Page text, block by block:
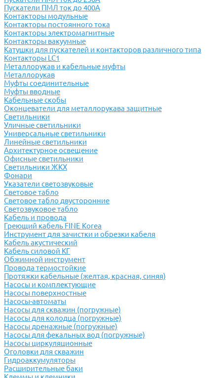
Пускатели ПМЛ ток до 400А
Контакторы модульные
Контакторы постоянного тока
Контакторы электромагнитные
Контакторы вакуумные
Катушки для пускателей и контакторов различного типа
Контакторы LC1
Металлорукав и кабельные муфты
Металлорукав
Муфты соединительные
Муфты вводные
Кабельные скобы
Оконцеватели для металлорукава защитные
Светильники
Уличные светильники
Универсальные светильники
Линейные светильники
Архитектурное освещение
Офисные светильники
Светильники ЖКХ
Фонари
Указатели светозвуковые
Световое табло
Световое табло двусторонние
Светозвуковое табло
Кабель и провода
Греющий кабель FINE Korea
Инструмент для зачистки и обрезки кабеля
Кабель акустический
Кабель силовой КГ
Обжимной инструмент
Провода термостойкие
Протяжки кабельные (желтая, красная, синяя)
Насосы и комплектующие
Насосы поверхностные
Насосы-автоматы
Насосы для скважин (погружные)
Насосы для колодца (погружные)
Насосы дренажные (погружные)
Насосы для фекальных вод (погружные)
Насосы циркуляционные
Оголовки для скважин
Гидроаккумуляторы
Расширительные баки